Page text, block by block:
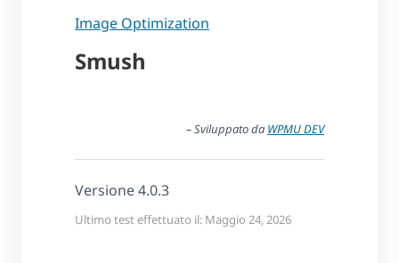
Image Optimization
Smush
– Sviluppato da WPMU DEV
Versione 4.0.3
Ultimo test effettuato il: Maggio 24, 2026